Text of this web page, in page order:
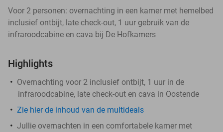
Voor 2 personen: overnachting in een kamer met hemelbed
inclusief ontbijt, late check-out, 1 uur gebruik van de
infraroodcabine en cava bij De Hofkamers
Highlights
Overnachting voor 2 inclusief ontbijt, 1 uur in de
infraroodcabine, late check-out en cava in Oostende
Zie hier de inhoud van de multideals
Jullie overnachten in een comfortabele kamer met